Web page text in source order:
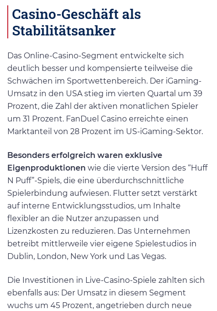
Casino-Geschäft als
Stabilitätsanker
Das Online-Casino-Segment entwickelte sich
deutlich besser und kompensierte teilweise die
Schwächen im Sportwettenbereich. Der iGaming-
Umsatz in den USA stieg im vierten Quartal um 39
Prozent, die Zahl der aktiven monatlichen Spieler
um 31 Prozent. FanDuel Casino erreichte einen
Marktanteil von 28 Prozent im US-iGaming-Sektor.
Besonders erfolgreich waren exklusive
Eigenproduktionen wie die vierte Version des “Huff
N Puff”-Spiels, die eine überdurchschnittliche
Spielerbindung aufwiesen. Flutter setzt verstärkt
auf interne Entwicklungsstudios, um Inhalte
flexibler an die Nutzer anzupassen und
Lizenzkosten zu reduzieren. Das Unternehmen
betreibt mittlerweile vier eigene Spielestudios in
Dublin, London, New York und Las Vegas.
Die Investitionen in Live-Casino-Spiele zahlten sich
ebenfalls aus: Der Umsatz in diesem Segment
wuchs um 45 Prozent, angetrieben durch neue